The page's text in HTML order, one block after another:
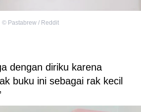
© Pastabrew / Reddit
dengan diriku karena
buku ini sebagai rak kecil